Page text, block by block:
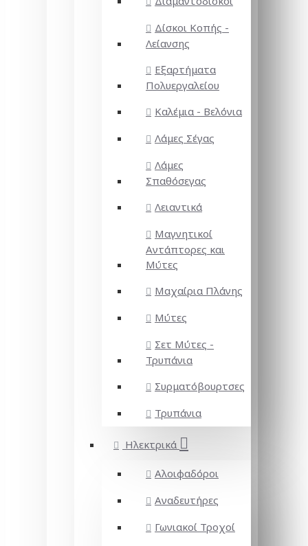
Δίσκοι Κοπής -
Λείανσης
Εξαρτήματα
Πολυεργαλείου
Καλέμια - Βελόνια
Λάμες Σέγας
Λάμες
Σπαθόσεγας
Λειαντικά
Μαγνητικοί
Αντάπτορες και
Μύτες
Μαχαίρια Πλάνης
Μύτες
Σετ Μύτες -
Τρυπάνια
Συρματόβουρτσες
Τρυπάνια
Ηλεκτρικά
Αλοιφαδόροι
Αναδευτήρες
Γωνιακοί Τροχοί